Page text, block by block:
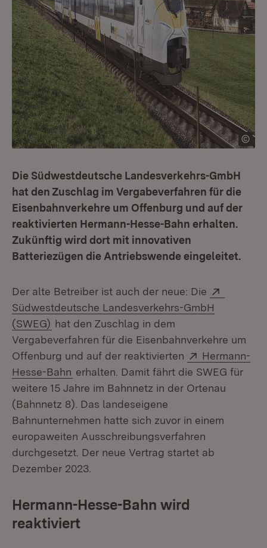
Die Südwestdeutsche Landesverkehrs-GmbH
hat den Zuschlag im Vergabeverfahren für die
Eisenbahnverkehre um Offenburg und auf der
reaktivierten Hermann-Hesse-Bahn erhalten.
Zukünftig wird dort mit innovativen
Batteriezügen die Antriebswende eingeleitet.
Der alte Betreiber ist auch der neue: Die
Südwestdeutsche Landesverkehrs-GmbH
(SWEG) (Öffnet in neuem Fenster)
hat den Zuschlag in dem
Vergabeverfahren für die Eisenbahnverkehre um
Offenburg und auf der reaktivierten
Extern:
Hermann-
Hesse-Bahn (Öffnet in neuem Fenster)
erhalten. Damit fährt die SWEG für
weitere 15 Jahre im Bahnnetz in der Ortenau
(Bahnnetz 8). Das landeseigene
Bahnunternehmen hatte sich zuvor in einem
europaweiten Ausschreibungsverfahren
durchgesetzt. Der neue Vertrag startet ab
Dezember 2023.
Hermann-Hesse-Bahn wird
reaktiviert